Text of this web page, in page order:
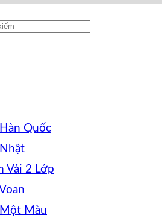
Quốc
Vải 2 Lớp
Một Màu